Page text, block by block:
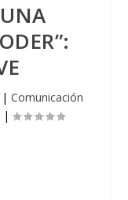
| Comunicación
|